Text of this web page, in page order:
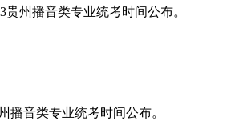
州播音类专业统考时间公布。
播音类专业统考时间公布。